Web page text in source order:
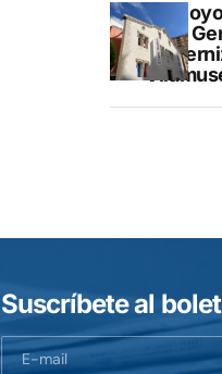
de la
Suscríbete al